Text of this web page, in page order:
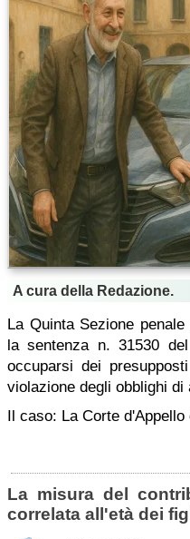
A cura della Redazione.
La Quinta Sezione
la sentenza n. 31530
occuparsi dei
violazione degli obblighi
Il caso: La Corte
La misura del
correlata all'età dei